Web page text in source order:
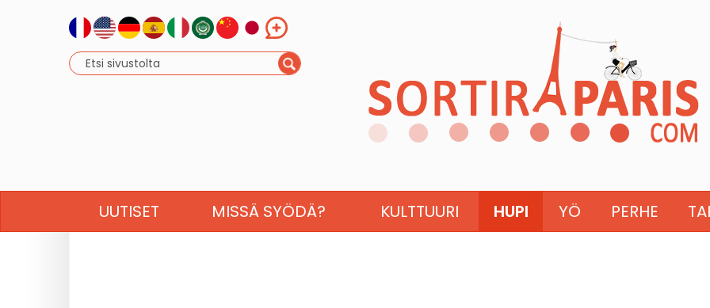
UUTISET MISSÄ SYÖDÄ? KULTTUURI HUPI YÖ PERHE